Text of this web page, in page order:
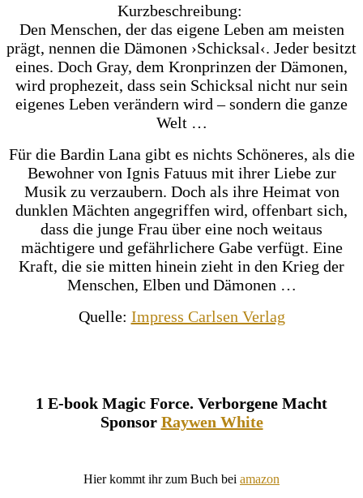
Kurzbeschreibung:
Den Menschen, der das eigene Leben am meisten
prägt, nennen die Dämonen ›Schicksal‹. Jeder besitzt
eines. Doch Gray, dem Kronprinzen der Dämonen,
wird prophezeit, dass sein Schicksal nicht nur sein
eigenes Leben verändern wird – sondern die ganze
Welt …
Für die Bardin Lana gibt es nichts Schöneres, als die
Bewohner von Ignis Fatuus mit ihrer Liebe zur
Musik zu verzaubern. Doch als ihre Heimat von
dunklen Mächten angegriffen wird, offenbart sich,
dass die junge Frau über eine noch weitaus
mächtigere und gefährlichere Gabe verfügt. Eine
Kraft, die sie mitten hinein zieht in den Krieg der
Menschen, Elben und Dämonen …
Quelle: Impress Carlsen Verlag
1 E-book Magic Force. Verborgene Macht
Sponsor Raywen White
Hier kommt ihr zum Buch bei amazon